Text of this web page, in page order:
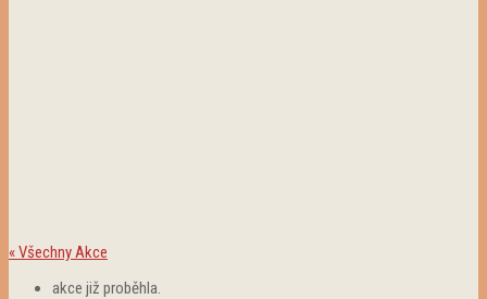
« Všechny Akce
akce již proběhla.